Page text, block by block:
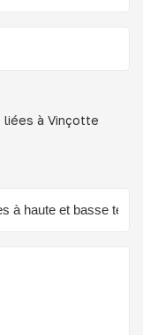
liées à Vinçotte